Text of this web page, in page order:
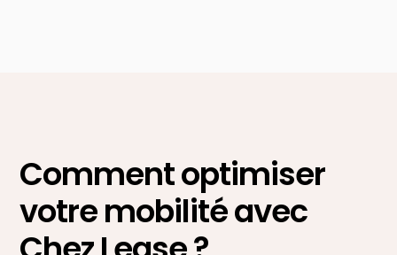
Comment optimiser
votre mobilité avec